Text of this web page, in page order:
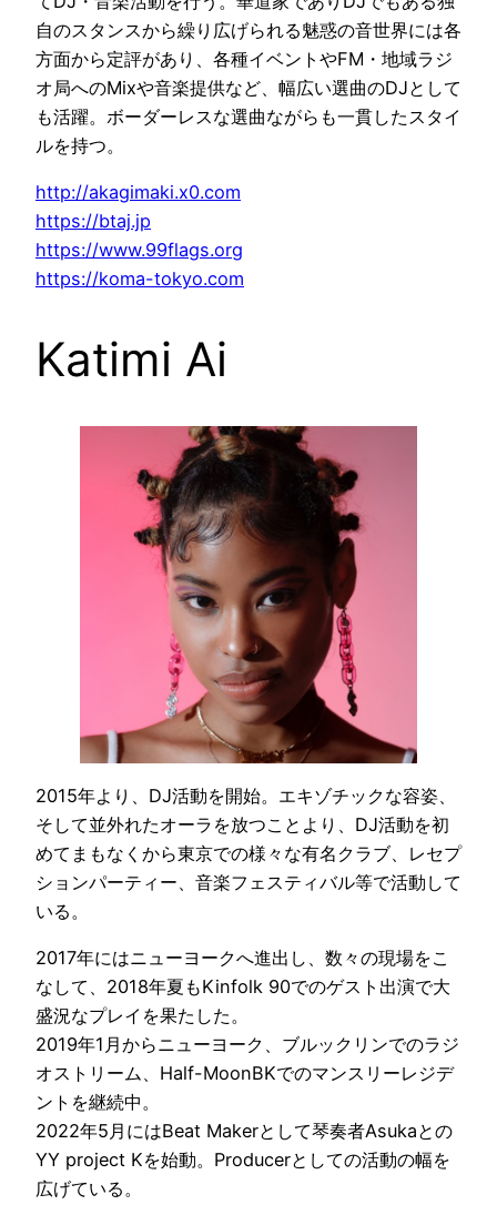
自のスタンスから繰り広げられる魅惑の音世界には各
方面から定評があり、各種イベントやFM・地域ラジ
オ局へのMixや音楽提供など、幅広い選曲のDJとして
も活躍。ボーダーレスな選曲ながらも一貫したスタイ
ルを持つ。
http://akagimaki.x0.com
https://btaj.jp
https://www.99flags.org
https://koma-tokyo.com
Katimi Ai
2015年より、DJ活動を開始。エキゾチックな容姿、
そして並外れたオーラを放つことより、DJ活動を初
めてまもなくから東京での様々な有名クラブ、レセプ
ションパーティー、音楽フェスティバル等で活動して
いる。
2017年にはニューヨークへ進出し、数々の現場をこ
なして、2018年夏もKinfolk 90でのゲスト出演で大
盛況なプレイを果たした。
2019年1月からニューヨーク、ブルックリンでのラジ
オストリーム、Half-MoonBKでのマンスリーレジデ
ントを継続中。
2022年5月にはBeat Makerとして琴奏者Asukaとの
YY project Kを始動。Producerとしての活動の幅を
広げている。